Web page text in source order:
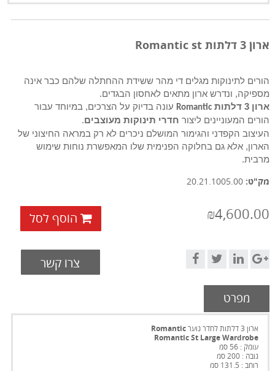
ארון 3 דלתות Romantic st
הורים לתינוקות מגלים די מהר ששידת ההחתלה שלהם כבר אינה
מספיקה, ונדרש ארון מתאים לאחסון הבגדים.
ארון 3 דלתות
Romantic עונה בדיוק על הצרכים, במיוחד עבור
הורים המעוניינים ליצור חדרי תינוקות מעוצבים.
העיצוב הקפדני והגימור המושלם ניכרים לא רק במראה החיצוני של
הארון, אלא גם בחלוקה הפנימית שלו המאפשרת נוחות שימוש
מרבית.
מק"ט:
₪4,600.00 הוסף לסל
צרו קשר
מפרט
ארון 3 דלתות לחדר נוער
Romantic
Romantic St Large Wardrobe
עומק : 56 סמ
גובה : 200 סמ
רוחב : 131.5 סמ